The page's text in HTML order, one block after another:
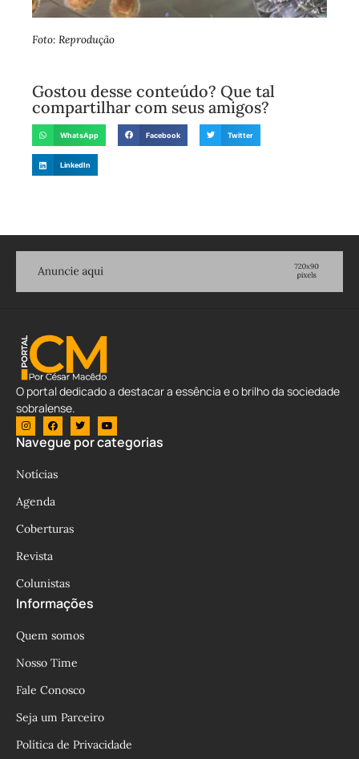
Foto: Reprodução
Gostou desse conteúdo? Que tal
compartilhar com seus amigos?
WhatsApp Facebook Twitter
LinkedIn
O portal dedicado a destacar a essência e o brilho da sociedade
sobralense.
Navegue por categorias
Notícias
Agenda
Coberturas
Revista
Colunistas
Informações
Quem somos
Nosso Time
Fale Conosco
Seja um Parceiro
Política de Privacidade